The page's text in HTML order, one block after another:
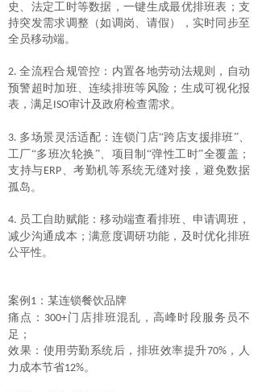
史、法定工时等数据，一键生成最优排班表；支
持突发需求调整（如调岗、请假），实时同步至
全员移动端。
2.全流程合规管控 ： 内置各地劳动法规则，自动
预警超时加班、连续排班等风险；生成可视化报
表，满足 ISO审计及政府检查需求。
3. 多场景灵活适配 ：连锁门店“跨店支援排班”、
工厂“多班次轮换”、项目制“弹性工时”全覆盖；
支持与ERP、考勤机等系统无缝对接，避免数据
孤岛。
4. 员工自助赋能 ：移动端查看排班、申请调班，
减少沟通成本；满意度调研功能，及时优化排班
公平性。
案例 1 ：某连锁餐饮品牌
痛点： 300+门店排班混乱，高峰时段服务员不
足；
效果：使用劳勤系统后，排班效率提升70%，人
力成本节省12%。